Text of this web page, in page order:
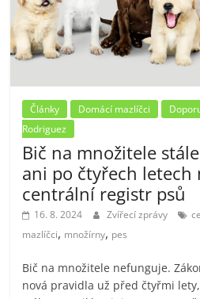
Články Domácí mazlíčci
Rodriguez
Bič na množitele
ani po čtyřech letech
centrální registr psů
16. 8. 2024 Zvířecí zprávy
mazlíčci, množírny, pes
Bič na množitele nefunguje.
nová pravidla už před čtyřmi